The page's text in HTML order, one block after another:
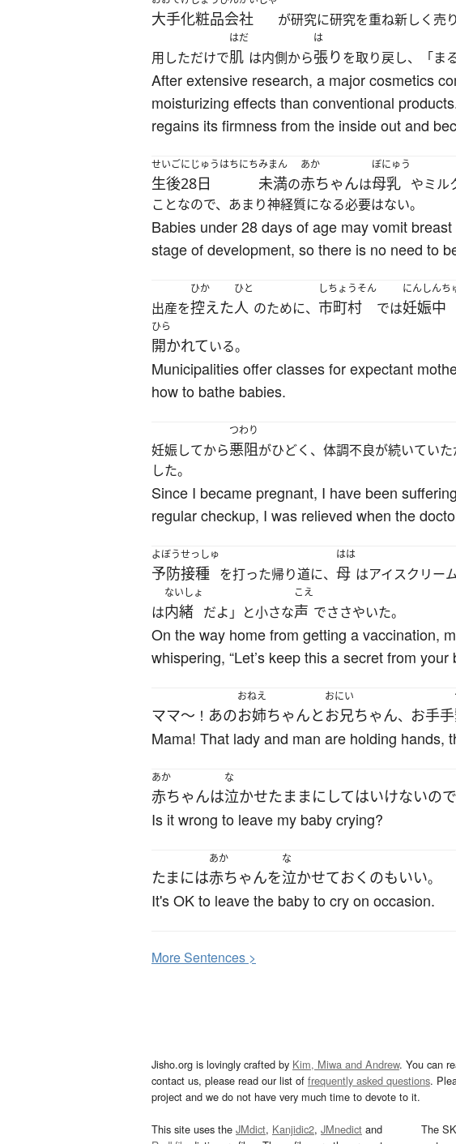
大手化粧品会社 が研究に研究を重ね新しく売
用しただけで
はだ
肌 は内側から
は
張りを取り戻し、「ま
After extensive research, a major cosmetics
moisturizing effects than conventional
regains its firmness from the inside out and
せいご
生後
にじゅうはちにち
28日
みまん
未満の
あか
赤ちゃんは
ぼにゅう
母乳 やミル
ことなので、あまり神経質になる必要はない。
Babies under 28 days of age may vomit
stage of development, so there is no need to
出産を
ひか
控えた
ひと
人 のために、
しちょうそん
市町村 では
にんしんち
妊娠中
ひら
開かれている。
Municipalities offer classes for expectant
how to bathe babies.
妊娠してから
つわり
悪阻がひどく、体調不良が続いてい
した。
Since I became pregnant, I have been
regular checkup, I was relieved when the
よぼうせっしゅ
予防接種 を打った帰り道に、
はは
母 はアイスクリー
は
ないしょ
内緒 だよ」と小さな
こえ
声 でささやいた。
On the way home from getting a vaccination,
whispering, “Let’s keep this a secret from your
ママ～ ！ あの
おねえ
お姉ちゃんと
おにい
お兄ちゃん、 お手手
Mama! That lady and man are holding hands,
あか
赤ちゃんは
な
泣かせたままに してはいけないの
Is it wrong to leave my baby crying?
たまには
あか
赤ちゃんを
な
泣かせておく のもいい。
It's OK to leave the baby to cry on occasion.
MoreSentences >
Jisho.org is lovingly crafted by Kim, Miwa and Andrew. You can
contact us, please read our list of frequently asked questions.
project and we do not have very much time to devote to it.
This site uses the JMdict, Kanjidic2, JMnedict and
The